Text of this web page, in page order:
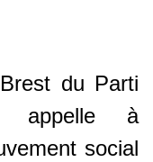
du Parti
appelle à
social